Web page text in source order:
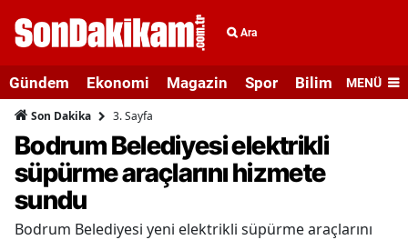
Ara
Gündem Ekonomi Magazin Spor Bilim veMENÜ
Son Dakika 3. Sayfa
Bodrum Belediyesi elektrikli
süpürme araçlarını hizmete
sundu
Bodrum Belediyesi yeni elektrikli süpürme araçlarını